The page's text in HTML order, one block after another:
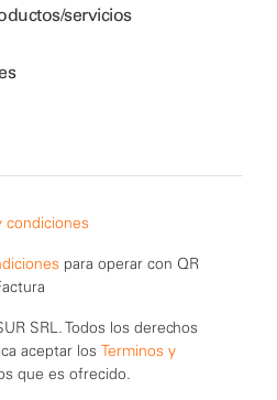
servicios
condiciones
para operar con QR
SRL. Todos los derechos
aceptar losTerminos y
que es ofrecido.